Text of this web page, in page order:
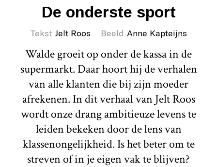
De onderste sport
Tekst Jelt Roos Beeld Anne Kapteijns
Walde groeit op onder de kassa in de
supermarkt. Daar hoort hij de verhalen
van alle klanten die bij zijn moeder
afrekenen. In dit verhaal van Jelt Roos
wordt onze drang ambitieuze levens te
leiden bekeken door de lens van
klassenongelijkheid. Is het beter om te
streven of in je eigen vak te blijven?